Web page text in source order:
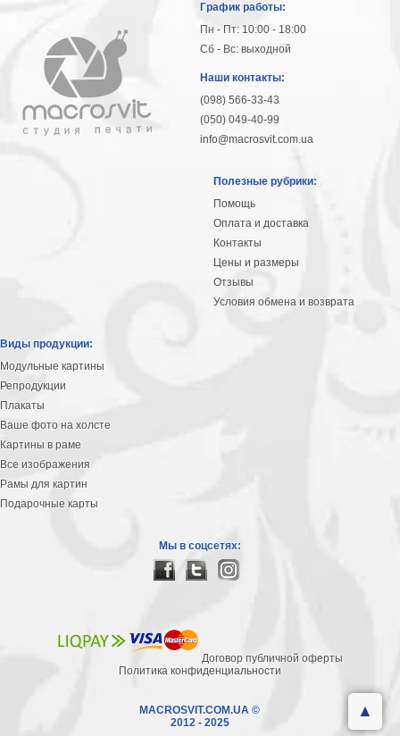
График работы:
Пн - Пт: 10:00 - 18:00
Сб - Вс: выходной
Наши контакты:
(098) 566-33-43
(050) 049-40-99
info@macrosvit.com.ua
Полезные рубрики:
Помощь
Оплата и доставка
Контакты
Цены и размеры
Отзывы
Условия обмена и возврата
Виды продукции:
Модульные картины
Репродукции
Плакаты
Ваше фото на холсте
Картины в раме
Все изображения
Рамы для картин
Подарочные карты
Мы в соцсетях:
Договор публичной оферты
Политика конфиденциальности
MACROSVIT.COM.UA ©
2012 - 2025
▲